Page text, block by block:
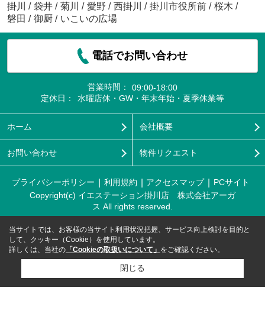
掛川
/ 袋井 / 菊川 / 愛野 / 西掛川 / 掛川市役所前 / 桜木 /
磐田 / 御厨 / いこいの広場
電話でお問い合わせ
営業時間：
09:00-18:00
定休日：
水曜店休・GW・年末年始・夏季休業等
ホーム 会社概要
お問い合わせ 物件リクエスト
プライバシーポリシー 利用規約 アクセスマップ
PCサイト
Copyright(c) イエステーション掛川店 株式会社アーガ
ス All rights reserved.
当サイトでは、お客様の当サイト利用状況把握、サービス向上検討を目的と
して、クッキー（Cookie）を使用しています。
詳しくは、当社の 「Cookieの取扱いについて」 をご確認ください。
閉じる